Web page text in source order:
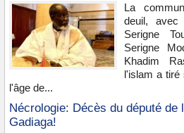
La
deuil,
Serigne
Serigne
Khadim
l'islam a tiré
l'âge de...
Nécrologie: Décès du député de
Gadiaga!